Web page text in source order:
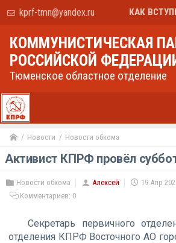
kprf-tmn@yandex.ru КАК
КОММУНИСТИЧЕСКАЯ
РОССИЙСКОЙ
Тюменское областное отделение
Новости Новости обкома
Активист КПРФ провёл
Новости обкома Алексей 19 Апр
Комментариев: 0
Секретарь первичного
отделения КПРФ Восточного АО